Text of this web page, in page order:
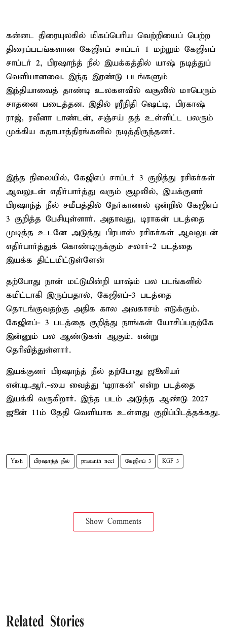
கன்னட திரையுலகில் மிகப்பெரிய வெற்றியைப் பெற்ற
திரைப்படங்களான கேஜிஎப் சாப்டர் 1 மற்றும் கேஜிஎப்
சாப்டர் 2, பிரஷாந்த் நீல் இயக்கத்தில் யாஷ் நடித்துப்
வெளியானவை. இந்த இரண்டு படங்களும்
இந்தியாவைத் தாண்டி உலகளவில் வசூலில் மாபெரும்
சாதனை படைத்தன. இதில் ஸ்ரீநிதி ஷெட்டி, பிரகாஷ்
ராஜ், ரவீனா டாண்டன், சஞ்சய் தத் உள்ளிட்ட பலரும்
முக்கிய கதாபாத்திரங்களில் நடித்திருந்தனர்.
இந்த நிலையில், கேஜிஎப் சாப்டர் 3 குறித்து ரசிகர்கள்
ஆவலுடன் எதிர்பார்த்து வரும் சூழலில், இயக்குனர்
பிரஷாந்த் நீல் சமீபத்தில் நேர்காணல் ஒன்றில் கேஜிஎப்
3 குறித்த பேசியுள்ளார். அதாவது, டிராகன் படத்தை
முடித்த உடனே அடுத்து பிரபாஸ் ரசிகர்கள் ஆவலுடன்
எதிர்பார்த்துக் கொண்டிருக்கும் சலார்-2 படத்தை
இயக்க திட்டமிட்டுள்ளேன்
தற்போது நான் மட்டுமின்றி யாஷ்ம் பல படங்களில்
கமிட்டாகி இருப்பதால், கேஜிஎப்-3 படத்தை
தொடங்குவதற்கு அதிக கால அவகாசம் எடுக்கும்.
கேஜிஎப்- 3 படத்தை குறித்து நாங்கள் யோசிப்பதற்கே
இன்னும் பல ஆண்டுகள் ஆகும். என்று
தெரிவித்துள்ளார்.
இயக்குனர் பிரஷாந்த் நீல் தற்போது ஜூனியர்
என்.டி.ஆர்.-யை வைத்து ‘டிராகன்’ என்ற படத்தை
இயக்கி வருகிறார். இந்த படம் அடுத்த ஆண்டு 2027
ஜூன் 11ம் தேதி வெளியாக உள்ளது குறிப்பிடத்தக்கது.
Yash பிரஷாந்த் நீல் prasanth neel கேஜிஎப் 3 KGF 3
Show Comments
Related Stories